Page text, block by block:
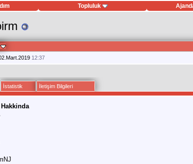
Topluluk
12:37
İstatistik İletişim Bilgileri